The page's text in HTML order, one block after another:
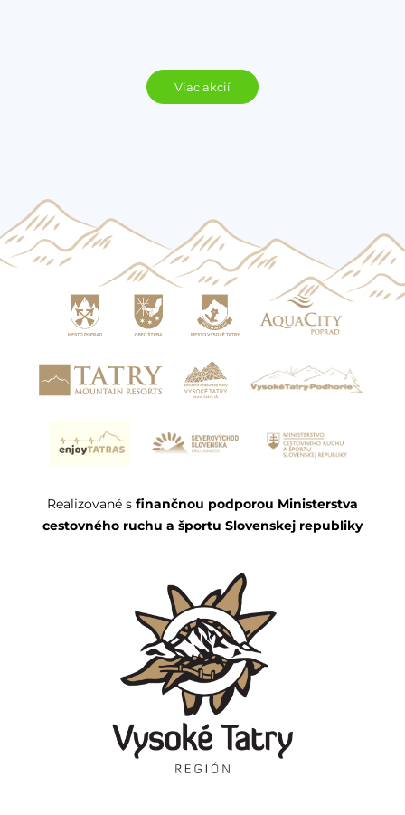
Viac akcií
Realizované s finančnou podporou Ministerstva
cestovného ruchu a športu Slovenskej republiky